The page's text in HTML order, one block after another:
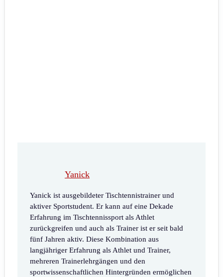
Yanick
Yanick ist ausgebildeter Tischtennistrainer und
aktiver Sportstudent. Er kann auf eine Dekade
Erfahrung im Tischtennissport als Athlet
zurückgreifen und auch als Trainer ist er seit bald
fünf Jahren aktiv. Diese Kombination aus
langjähriger Erfahrung als Athlet und Trainer,
mehreren Trainerlehrgängen und den
sportwissenschaftlichen Hintergründen ermöglichen